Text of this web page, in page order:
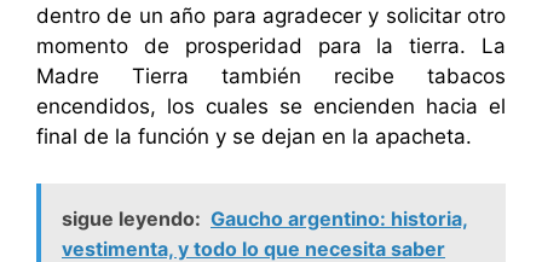
dentro de un año para agradecer y solicitar otro
momento de prosperidad para la tierra. La
Madre Tierra también recibe tabacos
encendidos, los cuales se encienden hacia el
final de la función y se dejan en la apacheta.
sigue leyendo: Gaucho argentino: historia,
vestimenta, y todo lo que necesita saber